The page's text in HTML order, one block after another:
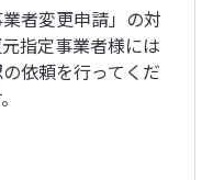
者変更申請」の対
指定事業者様には
依頼を行ってくだ